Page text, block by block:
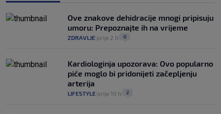
Ove znakove dehidracije mnogi pripisuju
umoru: Prepoznajte ih na vrijeme
ZDRAVLJE prije 2 h 0
Kardiologinja upozorava: Ovo popularno
piće moglo bi pridonijeti začepljenju
arterija
LIFESTYLE prije 10 h 2